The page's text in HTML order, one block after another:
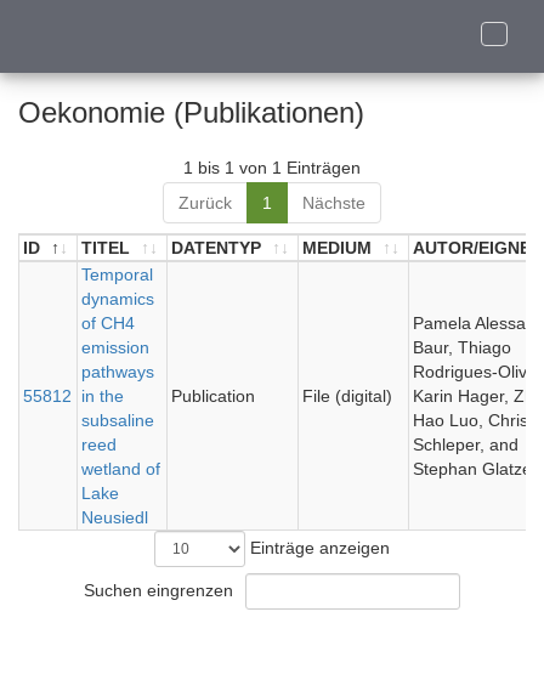
Toggle
Oekonomie (Publikationen)
1 bis 1 von 1 Einträgen
Zurück
1 Nächste
ID TITEL DATENTYP MEDIUM
AUTOR/EIGNER
TITEL
55812
Temporal
dynamics
of CH4
emission
pathways
in the
subsaline
reed
wetland of
Lake
Neusiedl
Publication File (digital)
Pamela
Baur, Thiago
Rodrigues-
Karin Hager,
Hao Luo, Christa
Schleper, and
Stephan Glatzel
Einträge anzeigen
Suchen eingrenzen